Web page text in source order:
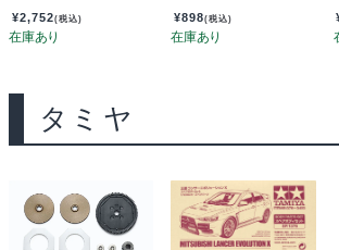
¥2,752(税込) ¥898(税込)
タミヤ